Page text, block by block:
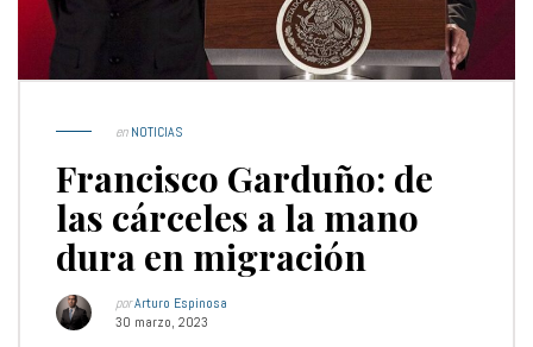
enNOTICIAS
Francisco Garduño: de
las cárceles a la mano
dura en migración
porArturo Espinosa
30 marzo, 2023